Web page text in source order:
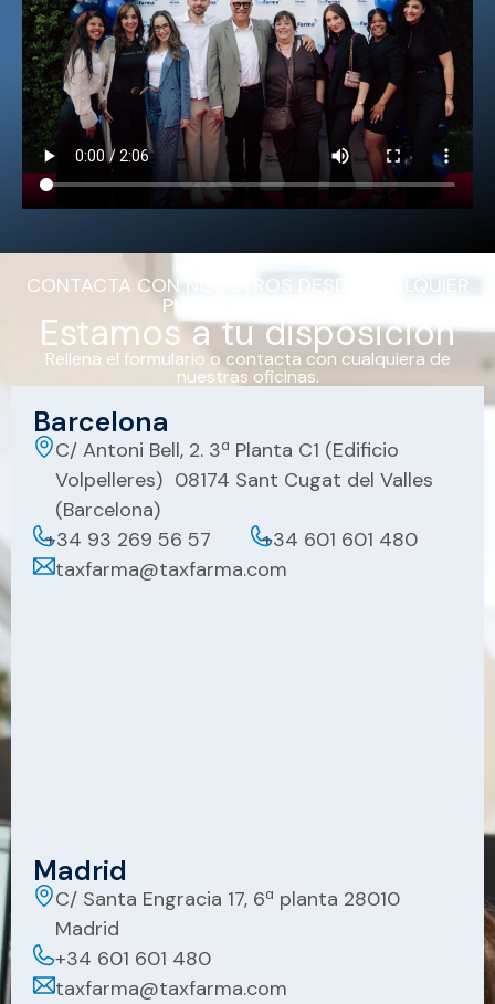
CONTACTA CON NOSOTROS DESDE CUALQUIER
PUNTO DE ESPAÑA
Estamos a tu disposición
Rellena el formulario o contacta con cualquiera de
nuestras oficinas.
Barcelona
C/ Antoni Bell, 2. 3ª Planta C1 (Edificio
Volpelleres) 08174 Sant Cugat del Valles
(Barcelona)
+34 93 269 56 57
+34 601 601 480
taxfarma@taxfarma.com
Madrid
C/ Santa Engracia 17, 6ª planta 28010
Madrid
+34 601 601 480
taxfarma@taxfarma.com